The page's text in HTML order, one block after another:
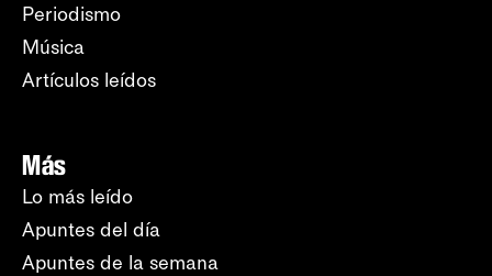
Periodismo
Música
Artículos leídos
Más
Lo más leído
Apuntes del día
Apuntes de la semana